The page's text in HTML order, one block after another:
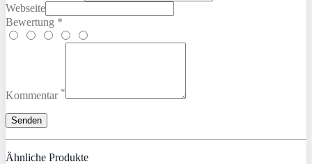
Webseite
Bewertung *
Kommentar *
Ähnliche Produkte